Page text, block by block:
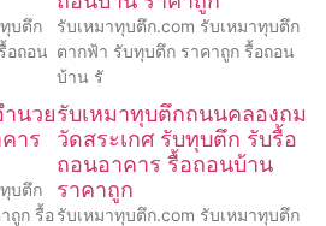
บตึก
อถอน
รับเหมาทุบตึก.com รับเหมาทุบตึก
ตากฟ้า รับทุบตึก ราคาถูก รื้อถอน
บ้าน รั
นวย
าร
บตึก
ถูก รื้อ
รับเหมาทุบตึกถนนคลองถม
วัดสระเกศ รับทุบตึก รับรื้อ
ถอนอาคาร รื้อถอนบ้าน
ราคาถูก
รับเหมาทุบตึก.com รับเหมาทุบตึก